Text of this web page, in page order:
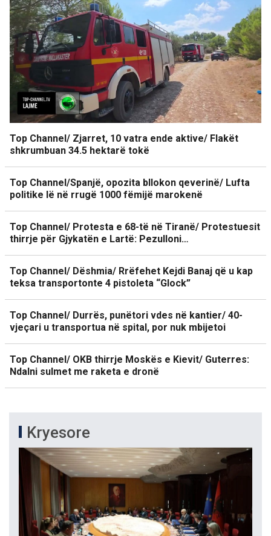
Top Channel/ Zjarret, 10 vatra ende aktive/ Flakët
shkrumbuan 34.5 hektarë tokë
Top Channel/Spanjë, opozita bllokon qeverinë/ Lufta
politike lë në rrugë 1000 fëmijë marokenë
Top Channel/ Protesta e 68-të në Tiranë/ Protestuesit
thirrje për Gjykatën e Lartë: Pezulloni…
Top Channel/ Dëshmia/ Rrëfehet Kejdi Banaj që u kap
teksa transportonte 4 pistoleta “Glock”
Top Channel/ Durrës, punëtori vdes në kantier/ 40-
vjeçari u transportua në spital, por nuk mbijetoi
Top Channel/ OKB thirrje Moskës e Kievit/ Guterres:
Ndalni sulmet me raketa e dronë
Kryesore